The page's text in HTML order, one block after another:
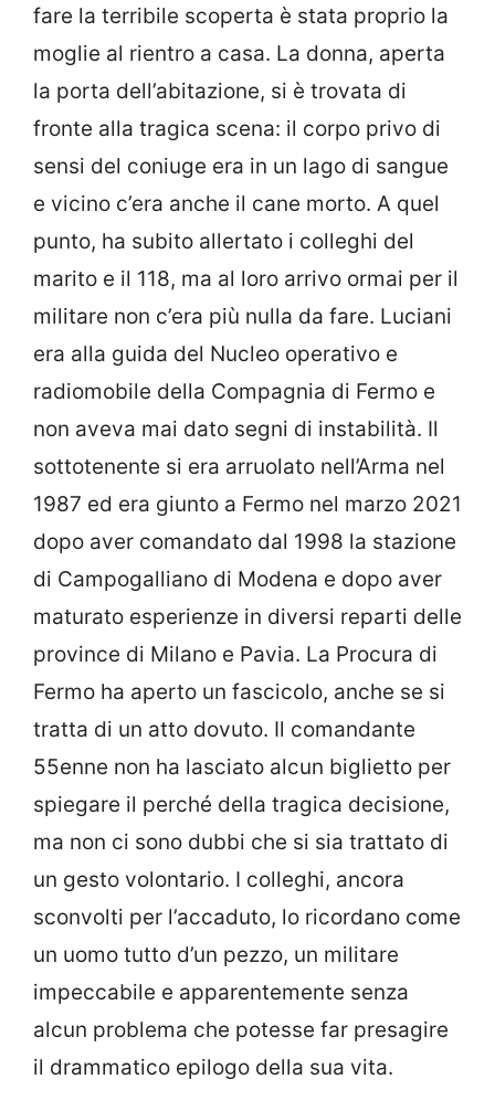
fare la terribile scoperta è stata proprio la
moglie al rientro a casa. La donna, aperta
la porta dell’abitazione, si è trovata di
fronte alla tragica scena: il corpo privo di
sensi del coniuge era in un lago di sangue
e vicino c’era anche il cane morto. A quel
punto, ha subito allertato i colleghi del
marito e il 118, ma al loro arrivo ormai per il
militare non c’era più nulla da fare. Luciani
era alla guida del Nucleo operativo e
radiomobile della Compagnia di Fermo e
non aveva mai dato segni di instabilità. Il
sottotenente si era arruolato nell’Arma nel
1987 ed era giunto a Fermo nel marzo 2021
dopo aver comandato dal 1998 la stazione
di Campogalliano di Modena e dopo aver
maturato esperienze in diversi reparti delle
province di Milano e Pavia. La Procura di
Fermo ha aperto un fascicolo, anche se si
tratta di un atto dovuto. Il comandante
55enne non ha lasciato alcun biglietto per
spiegare il perché della tragica decisione,
ma non ci sono dubbi che si sia trattato di
un gesto volontario. I colleghi, ancora
sconvolti per l’accaduto, lo ricordano come
un uomo tutto d’un pezzo, un militare
impeccabile e apparentemente senza
alcun problema che potesse far presagire
il drammatico epilogo della sua vita.